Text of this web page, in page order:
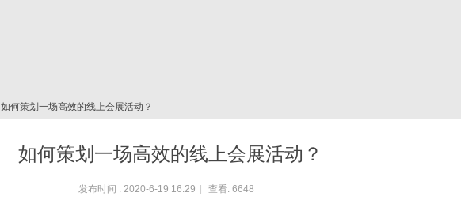
如何策划一场高效的线上会展活动？
如何策划一场高效的线上会展活动？
发布时间 : 2020-6-19 16:29 查看: 6648